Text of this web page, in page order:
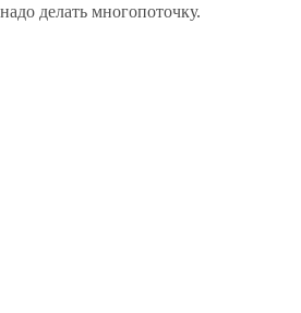
делать многопоточку.